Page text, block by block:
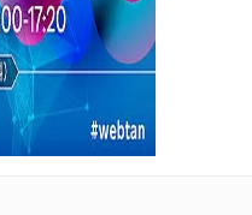
始しました。助成金な
す。